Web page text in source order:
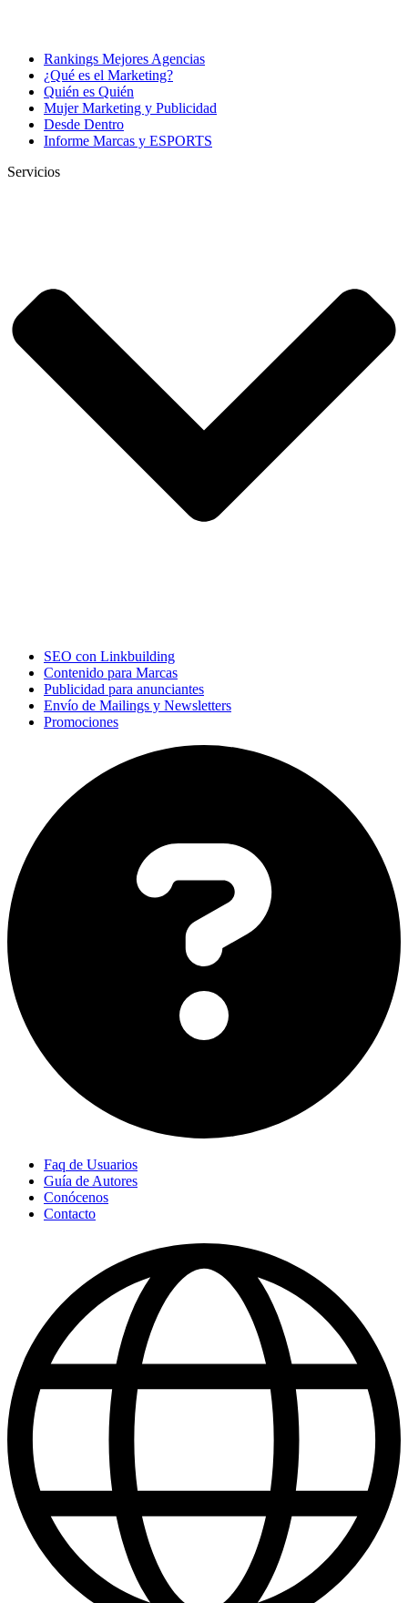
Rankings Mejores Agencias
¿Qué es el Marketing?
Quién es Quién
Mujer Marketing y Publicidad
Desde Dentro
Informe Marcas y ESPORTS
Servicios
SEO con Linkbuilding
Contenido para Marcas
Publicidad para anunciantes
Envío de Mailings y Newsletters
Promociones
Faq de Usuarios
Guía de Autores
Conócenos
Contacto